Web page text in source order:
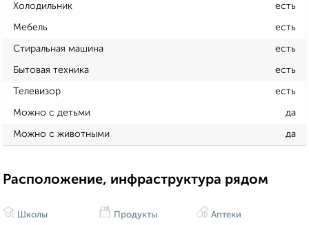
Холодильник есть
Мебель есть
Стиральная машина есть
Бытовая техника есть
Телевизор есть
Можно с детьми да
Можно с животными да
Расположение, инфраструктура рядом
Школы Продукты Аптеки